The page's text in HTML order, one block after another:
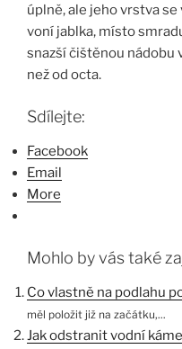
úplně, ale jeho vrstva
voní jablka, místo
snazší čištěnou nádobu
než od octa.
Sdílejte:
Facebook
Email
More
Mohlo by vás také
Co vlastně na podlahu
měl položit již na začátku,...
Jak odstranit vodní